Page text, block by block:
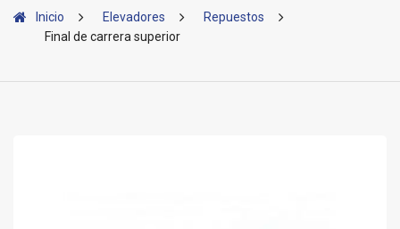
Inicio Elevadores
Repuestos
Final de carrera superior